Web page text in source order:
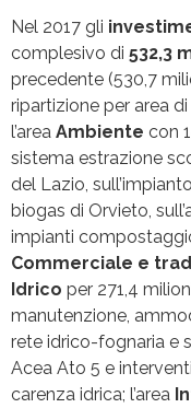
Nel 2017 gli
complesivo di 532,3
precedente (530,7
ripartizione per area
l’area Ambiente con
sistema estrazione
del Lazio,
biogas di Orvieto,
impianti
Commerciale e
Idrico per 271,4
manutenzione,
rete idrico-fognaria e
Acea Ato 5 e
carenza idrica; l’area